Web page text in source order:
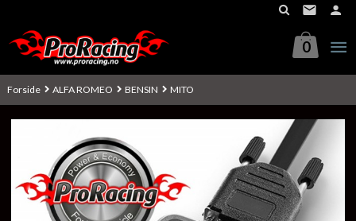
innholdet
0
Forside ALFA ROMEO BENSIN MITO